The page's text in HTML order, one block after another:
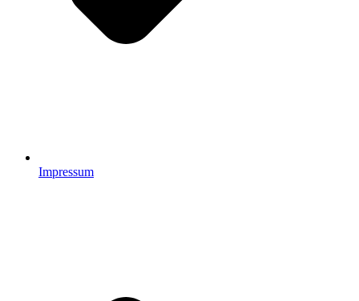
Impressum